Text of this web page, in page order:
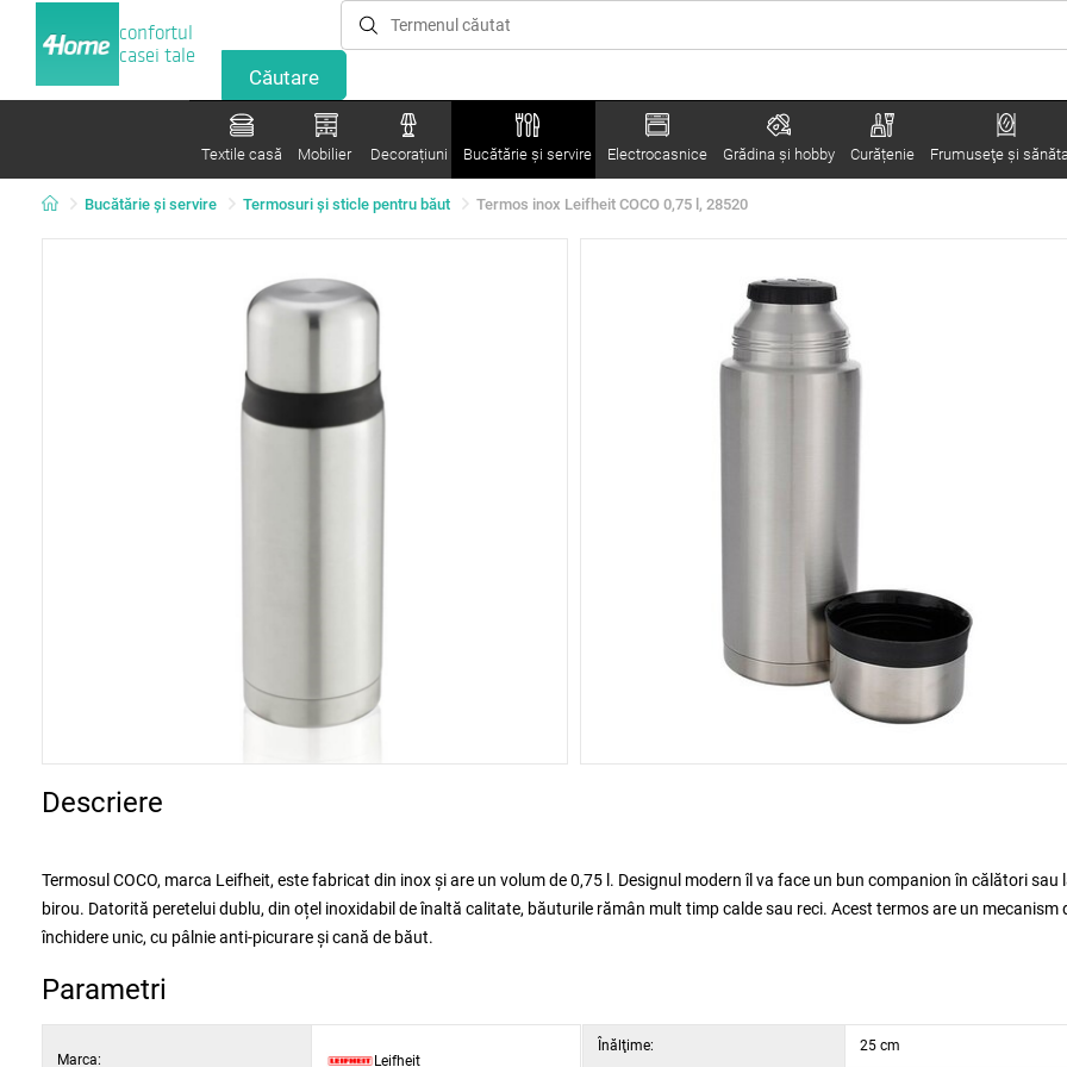
confortul
casei tale
Textile casă Mobilier Decorațiuni Bucătărie și servire Electrocasnice Grădina şi hobby Curățenie Frumuseţe şi
Bucătărie și servire Termosuri şi sticle pentru băut Termos inox Leifheit COCO 0,75 l, 28520
Descriere
Termosul COCO, marca Leifheit, este fabricat din inox și are un volum de 0,75 l. Designul modern îl va face un bun companion în călători sau
birou. Datorită peretelui dublu, din oțel inoxidabil de înaltă calitate, băuturile rămân mult timp calde sau reci. Acest termos are un mecanism
închidere unic, cu pâlnie anti-picurare și cană de băut.
Parametri
Marca: Leifheit
Înălţime: 25 cm